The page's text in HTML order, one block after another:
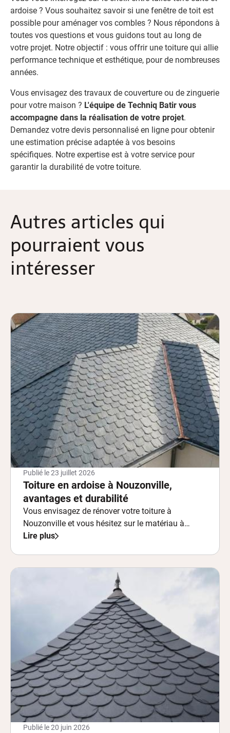
ardoise ? Vous souhaitez savoir si une fenêtre de toit est
possible pour aménager vos combles ? Nous répondons à
toutes vos questions et vous guidons tout au long de
votre projet. Notre objectif : vous offrir une toiture qui allie
performance technique et esthétique, pour de nombreuses
années.
Vous envisagez des travaux de couverture ou de zinguerie
pour votre maison ? L'équipe de Techniq Batir vous
accompagne dans la réalisation de votre projet.
Demandez votre devis personnalisé en ligne pour obtenir
une estimation précise adaptée à vos besoins
spécifiques. Notre expertise est à votre service pour
garantir la durabilité de votre toiture.
Autres articles qui
pourraient vous
intéresser
Publié le23 juillet 2026
Toiture en ardoise à Nouzonville,
avantages et durabilité
Vous envisagez de rénover votre toiture à
Nouzonville et vous hésitez sur le matériau à
choisir ?
Lire plus
Publié le20 juin 2026